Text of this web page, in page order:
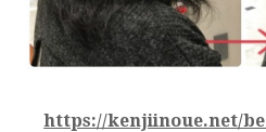
https://kenjiinoue.net/